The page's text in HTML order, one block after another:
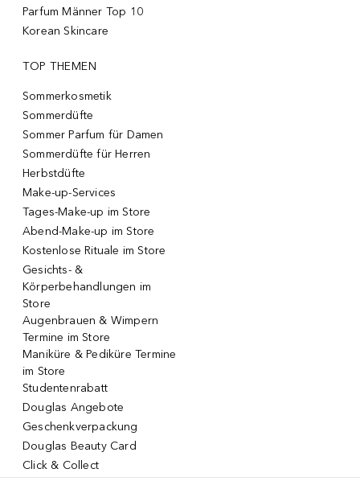
Parfum Männer Top 10
Korean Skincare
TOP THEMEN
Sommerkosmetik
Sommerdüfte
Sommer Parfum für Damen
Sommerdüfte für Herren
Herbstdüfte
Make-up-Services
Tages-Make-up im Store
Abend-Make-up im Store
Kostenlose Rituale im Store
Gesichts- &
Körperbehandlungen im
Store
Augenbrauen & Wimpern
Termine im Store
Maniküre & Pediküre Termine
im Store
Studentenrabatt
Douglas Angebote
Geschenkverpackung
Douglas Beauty Card
Click & Collect